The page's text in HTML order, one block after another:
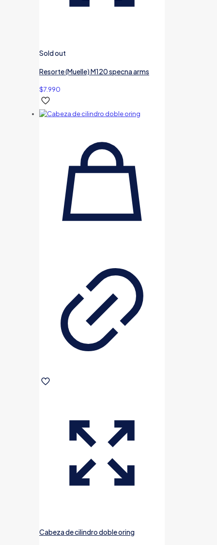
Sold out
Resorte (Muelle) M120 specna arms
$7.990
Cabeza de cilindro doble oring